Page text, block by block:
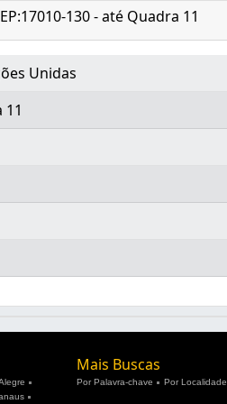
130 - até Quadra 11
Unidas
11
Mais Buscas
Por Palavra-chave Por Localidade